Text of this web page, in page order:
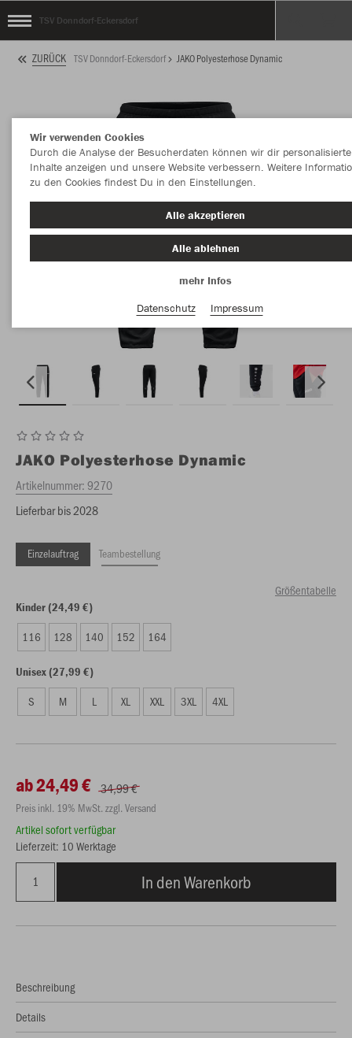
TSV Donndorf-Eckersdorf
ZURÜCK TSV Donndorf-Eckersdorf JAKO Polyesterhose Dynamic
JAKO Polyesterhose Dynamic
Artikelnummer:9270
Lieferbar bis 2028
Einzelauftrag Teambestellung
Größentabelle
Kinder (24,49 €)
116 128 140 152 164
Unisex (27,99 €)
S M L XL XXL 3XL 4XL
ab 24,49 € 34,99 €
Preis inkl. 19% MwSt. zzgl. Versand
Artikel sofort verfügbar
Lieferzeit: 10 Werktage
In den Warenkorb
Beschreibung
Details
Wir verwenden Cookies
Durch die Analyse der Besucherdaten können wir dir personalisierte
Inhalte anzeigen und unsere Website verbessern. Weitere
zu den Cookies findest Du in den Einstellungen.
Alle akzeptieren
Alle ablehnen
mehr Infos
Datenschutz
Impressum